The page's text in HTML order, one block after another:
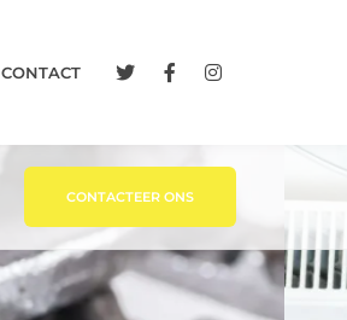
CONTACT
CONTACTEER ONS